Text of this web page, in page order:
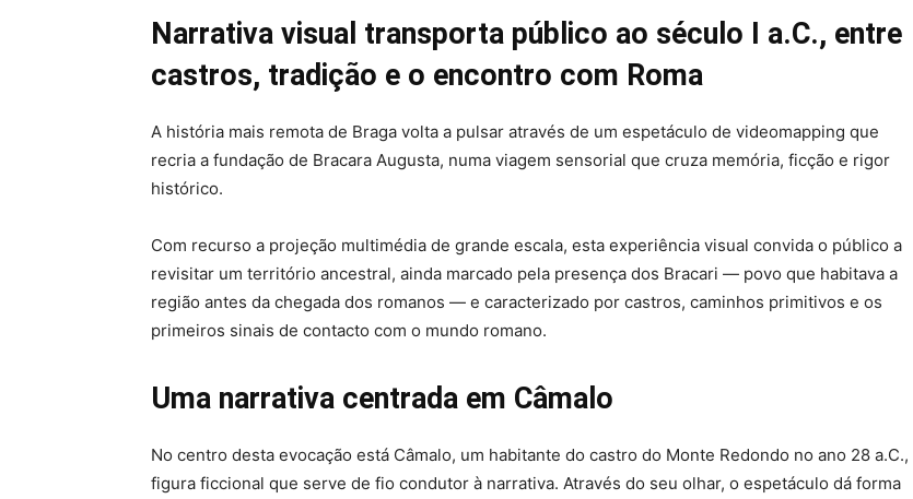
Narrativa visual transporta público ao século I a.C., entre
castros, tradição e o encontro com Roma
A história mais remota de Braga volta a pulsar através de um espetáculo de videomapping que
recria a fundação de Bracara Augusta, numa viagem sensorial que cruza memória, ficção e rigor
histórico.
Com recurso a projeção multimédia de grande escala, esta experiência visual convida o público a
revisitar um território ancestral, ainda marcado pela presença dos Bracari — povo que habitava a
região antes da chegada dos romanos — e caracterizado por castros, caminhos primitivos e os
primeiros sinais de contacto com o mundo romano.
Uma narrativa centrada em Câmalo
No centro desta evocação está Câmalo, um habitante do castro do Monte Redondo no ano 28 a.C.,
figura ficcional que serve de fio condutor à narrativa. Através do seu olhar, o espetáculo dá forma